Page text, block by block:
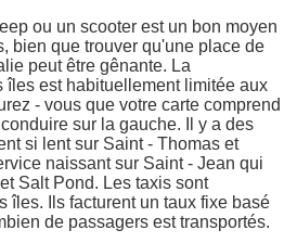
ou un scooter est un bon moyen
bien que trouver qu'une place de
peut être gênante. La
îles est habituellement limitée aux
- vous que votre carte comprend
sur la gauche. Il y a des
si lent sur Saint - Thomas et
naissant sur Saint - Jean qui
Salt Pond. Les taxis sont
îles. Ils facturent un taux fixe basé
de passagers est transportés.